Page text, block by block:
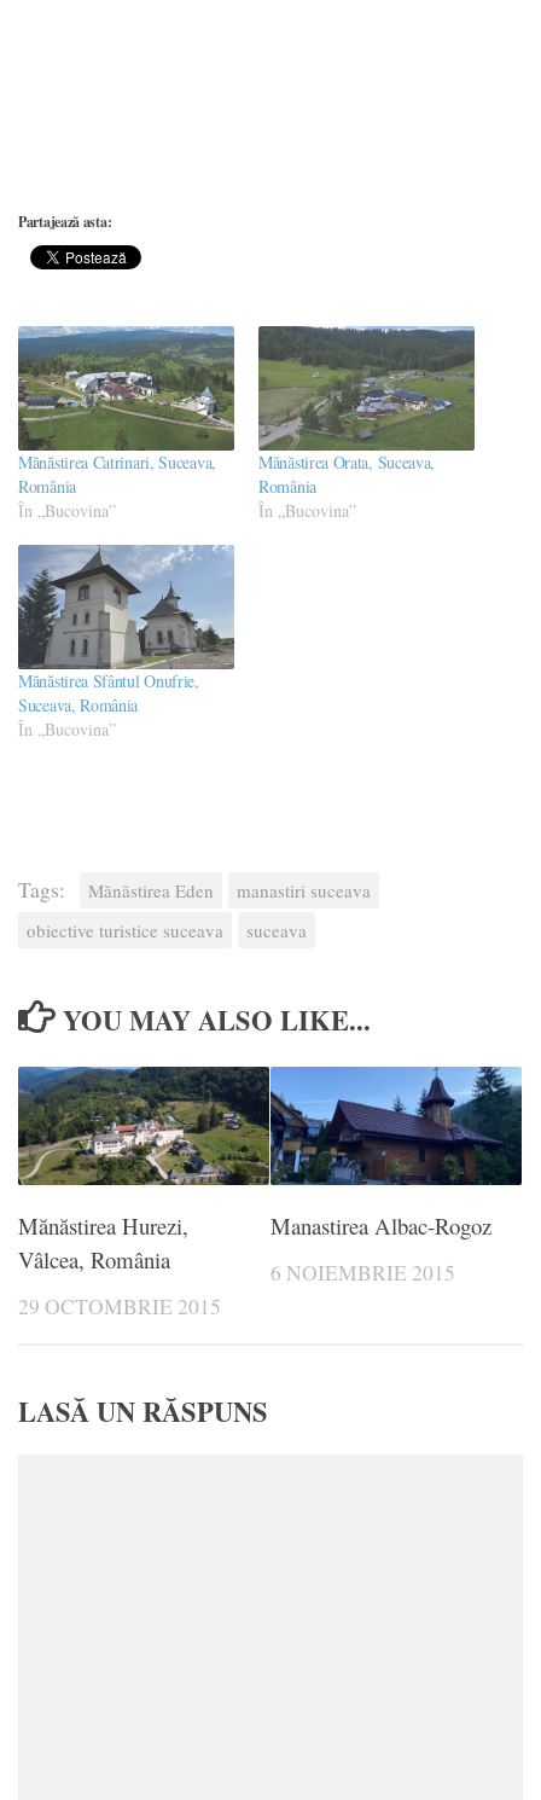
Partajează asta:
Mănăstirea Catrinari, Suceava,
România
În „Bucovina”
Mănăstirea Orata, Suceava,
România
În „Bucovina”
Mănăstirea Sfântul Onufrie,
Suceava, România
În „Bucovina”
Tags: Mănăstirea Eden
manastiri suceava
obiective turistice suceava
suceava
YOU MAY ALSO LIKE...
Mănăstirea Hurezi,
Vâlcea, România
29 OCTOMBRIE 2015
Manastirea Albac-Rogoz
6 NOIEMBRIE 2015
LASĂ UN RĂSPUNS